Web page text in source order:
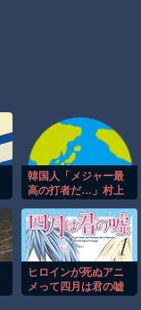
韓国人「メジャー最
高の打者だ…」村上
応で世界トップレベ
ルの打者たちを上回
る、速球OPS1.249で
ランク1位に浮上
ヒロインが死ぬアニ
メって四月は君の嘘